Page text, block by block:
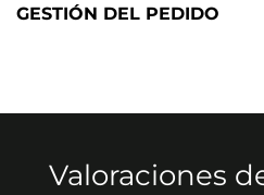
GESTIÓN DEL PEDIDO
Valoraciones